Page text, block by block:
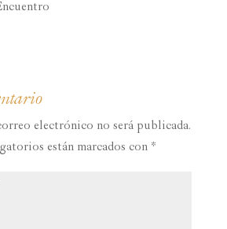
electrónico no será publicada.
están marcados con *